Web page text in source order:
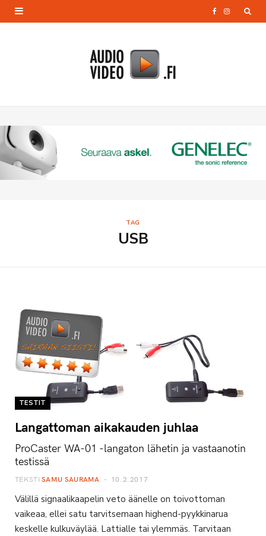
o
I
r
TAG
USB
TESTIT
Langattoman aikakauden juhlaa
ProCaster WA-01 -langaton lähetin ja vastaanotin
testissä
TEKSTI SAMU SAURAMA 10.2.2017
Välillä signaalikaapelin veto äänelle on toivottoman
vaikeaa, ellei satu tarvitsemaan highend-pyykkinarua
keskelle kulkuväylää. Lattialle tai ylemmäs. Tarvitaan